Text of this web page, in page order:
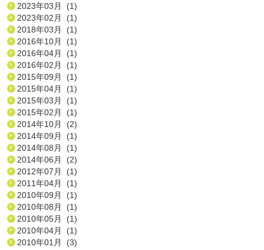
2023年03月 (1)
2023年02月 (1)
2018年03月 (1)
2016年10月 (1)
2016年04月 (1)
2016年02月 (1)
2015年09月 (1)
2015年04月 (1)
2015年03月 (1)
2015年02月 (1)
2014年10月 (2)
2014年09月 (1)
2014年08月 (1)
2014年06月 (2)
2012年07月 (1)
2011年04月 (1)
2010年09月 (1)
2010年08月 (1)
2010年05月 (1)
2010年04月 (1)
2010年01月 (3)